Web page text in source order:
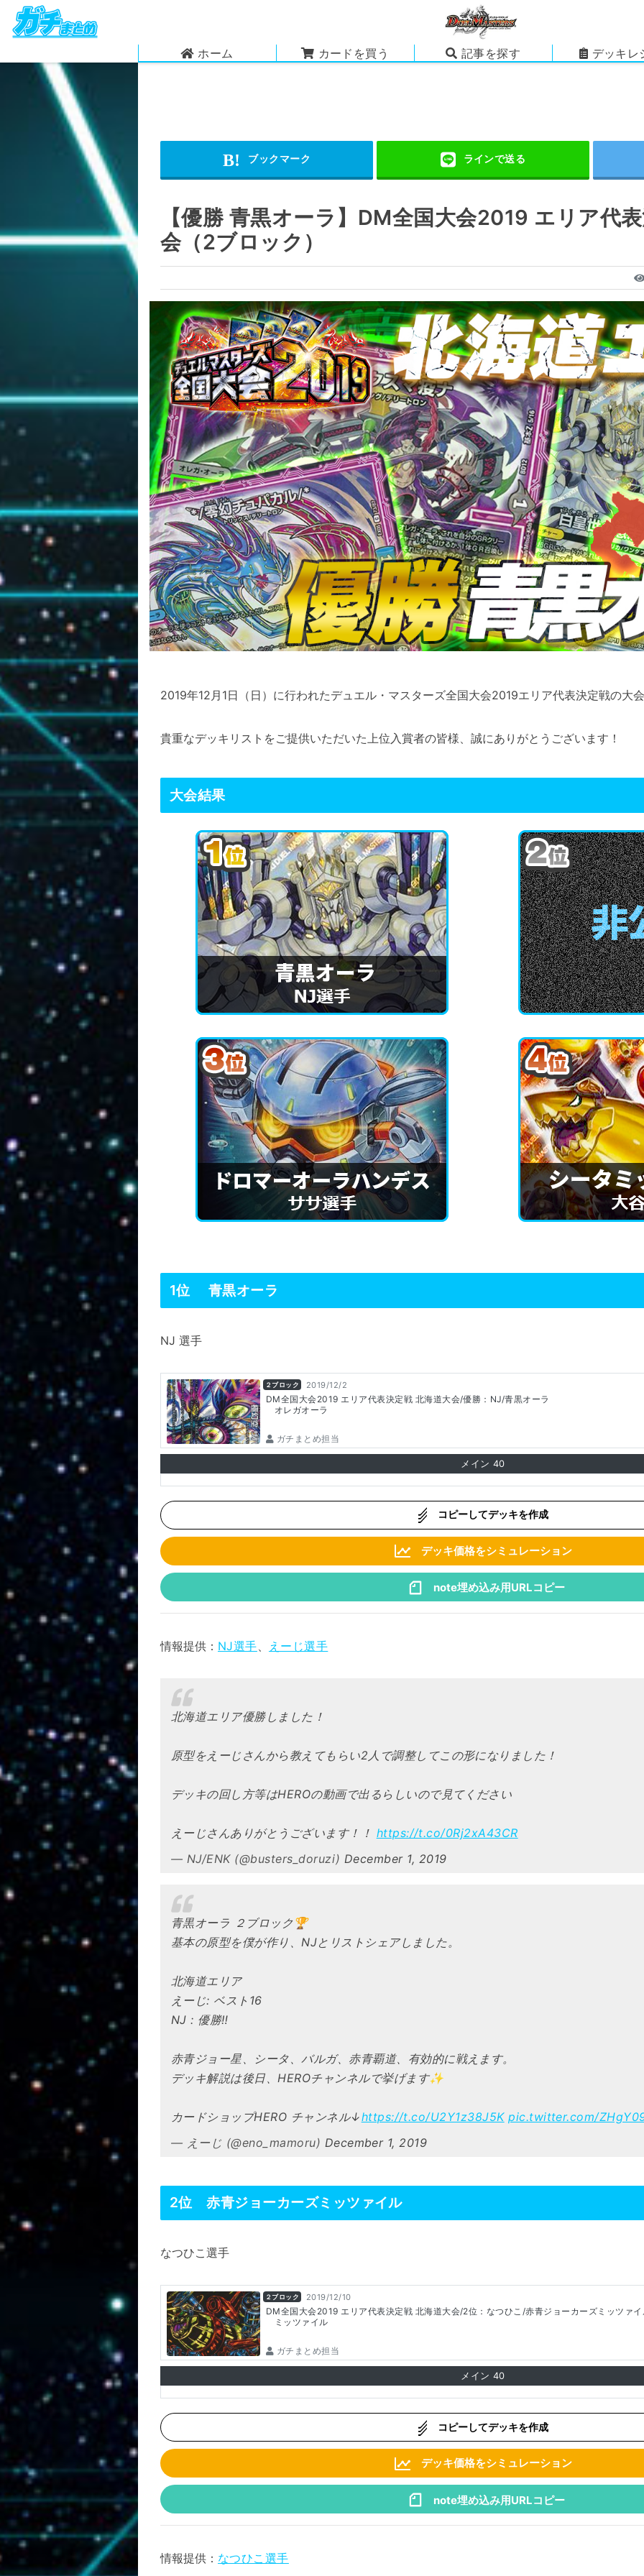
ホーム カードを買う 記事を探す デッキレ
【優勝 青黒オーラ】DM全国大会2019 エリア代
会（2ブロック）
2019年12月1日（日）に行われたデュエル・マスターズ全国大会2019エリア代表決定戦の大
貴重なデッキリストをご提供いただいた上位入賞者の皆様、誠にありがとうございます！
大会結果
1位 青黒オーラ
NJ 選手
２ブロック 2019/12/2
DM全国大会2019 エリア代表決定戦 北海道大会/優勝：NJ/青黒オーラ
オレガオーラ
ガチまとめ担当
メイン 40
コピーしてデッキを作成
デッキ価格をシミュレーション
note埋め込み用URLコピー
情報提供： NJ選手 えーじ選手
北海道エリア優勝しました！
原型をえーじさんから教えてもらい2人で調整してこの形になりました！
デッキの回し方等はHEROの動画で出るらしいので見てください
えーじさんありがとうございます！！ https://t.co/0Rj2xA43CR
— NJ/ENK (@busters_doruzi) December 1, 2019
青黒オーラ ２ブロック🏆
基本の原型を僕が作り、NJとリストシェアしました。
北海道エリア
えーじ: ベスト16
NJ : 優勝‼️
赤青ジョー星、シータ、バルガ、赤青覇道、有効的に戦えます。
デッキ解説は後日、HEROチャンネルで挙げます✨
カードショップHERO チャンネル↓https://t.co/U2Y1z38J5K pic.twitter.com/
— えーじ (@eno_mamoru) December 1, 2019
2位 赤青ジョーカーズミッツァイル
なつひこ選手
２ブロック 2019/12/10
DM全国大会2019 エリア代表決定戦 北海道大会/2位：なつひこ/赤青ジョーカーズミッツァイ
ミッツァイル
ガチまとめ担当
メイン 40
コピーしてデッキを作成
デッキ価格をシミュレーション
note埋め込み用URLコピー
情報提供： なつひこ選手